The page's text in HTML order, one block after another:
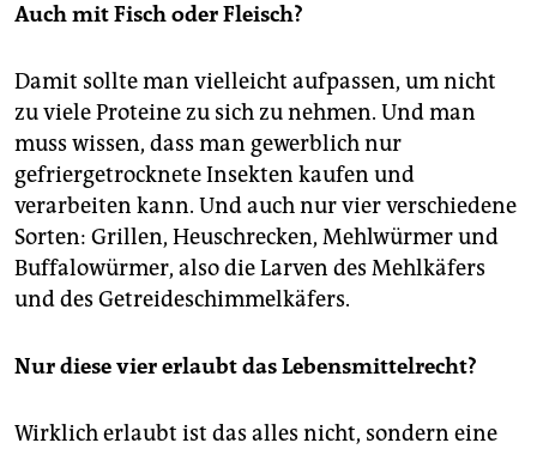
Auch mit Fisch oder Fleisch?
Damit sollte man vielleicht aufpassen, um nicht
zu viele Proteine zu sich zu nehmen. Und man
muss wissen, dass man gewerblich nur
gefriergetrocknete Insekten kaufen und
verarbeiten kann. Und auch nur vier verschiedene
Sorten: Grillen, Heuschrecken, Mehlwürmer und
Buffalowürmer, also die Larven des Mehlkäfers
und des Getreideschimmelkäfers.
Nur diese vier erlaubt das Lebensmittelrecht?
Wirklich erlaubt ist das alles nicht, sondern eine